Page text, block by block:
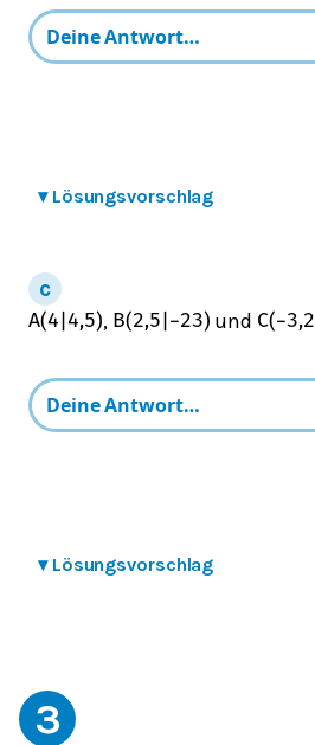
▾ Lösungsvorschlag
A(4 4,5), B(2,5 −23) und C(−3,2
▾ Lösungsvorschlag
3